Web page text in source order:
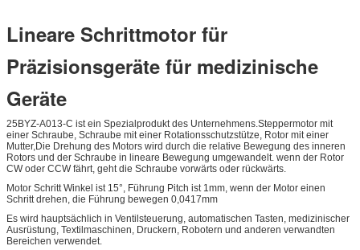
Lineare Schrittmotor für
Präzisionsgeräte für medizinische
Geräte
25BYZ-A013-C ist ein Spezialprodukt des Unternehmens.Steppermotor mit
einer Schraube, Schraube mit einer Rotationsschutzstütze, Rotor mit einer
Mutter,Die Drehung des Motors wird durch die relative Bewegung des inneren
Rotors und der Schraube in lineare Bewegung umgewandelt. wenn der Rotor
CW oder CCW fährt, geht die Schraube vorwärts oder rückwärts.
Motor Schritt Winkel ist 15°, Führung Pitch ist 1mm, wenn der Motor einen
Schritt drehen, die Führung bewegen 0,0417mm
Es wird hauptsächlich in Ventilsteuerung, automatischen Tasten, medizinischer
Ausrüstung, Textilmaschinen, Druckern, Robotern und anderen verwandten
Bereichen verwendet.